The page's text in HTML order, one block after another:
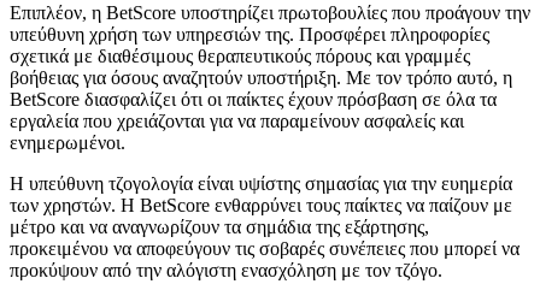
Επιπλέον, η BetScore υποστηρίζει πρωτοβουλίες που προάγουν την
υπεύθυνη χρήση των υπηρεσιών της. Προσφέρει πληροφορίες
σχετικά με διαθέσιμους θεραπευτικούς πόρους και γραμμές
βοήθειας για όσους αναζητούν υποστήριξη. Με τον τρόπο αυτό, η
BetScore διασφαλίζει ότι οι παίκτες έχουν πρόσβαση σε όλα τα
εργαλεία που χρειάζονται για να παραμείνουν ασφαλείς και
ενημερωμένοι.
Η υπεύθυνη τζογολογία είναι υψίστης σημασίας για την ευημερία
των χρηστών. Η BetScore ενθαρρύνει τους παίκτες να παίζουν με
μέτρο και να αναγνωρίζουν τα σημάδια της εξάρτησης,
προκειμένου να αποφεύγουν τις σοβαρές συνέπειες που μπορεί να
προκύψουν από την αλόγιστη ενασχόληση με τον τζόγο.